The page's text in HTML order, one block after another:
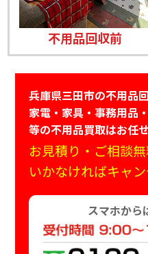
不用品回収前
兵庫県三田市の不用品
家電・家具・事務用品
等の不用品買取はお任
お見積り・ご相談
いかなければキャン
スマホから